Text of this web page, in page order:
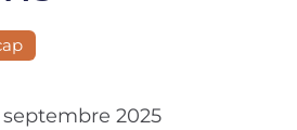
2025